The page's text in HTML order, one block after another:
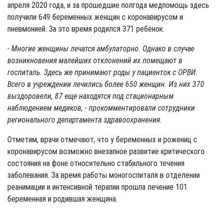
апреля 2020 года, и за прошедшие полгода медпомощь здесь
получили 649 беременных женщин с коронавирусом и
пневмонией. За это время родился 371 ребёнок.
- Многие женщины лечатся амбулаторно. Однако в случае
возникновения малейших отклонений их помещают в
госпиталь. Здесь же принимают роды у пациенток с ОРВИ.
Всего в учреждении лечились более 650 женщин. Из них 370
выздоровели, 87 еще находятся под стационарным
наблюдением медиков, - прокомментировали сотрудники
регионального департамента здравоохранения.
Отметим, врачи отмечают, что у беременных и рожениц с
коронавирусом возможно внезапное развитие критического
состояния на фоне относительно стабильного течения
заболевания. За время работы моногоспиталя в отделении
реанимации и интенсивной терапии прошла лечение 101
беременная и родившая женщина.